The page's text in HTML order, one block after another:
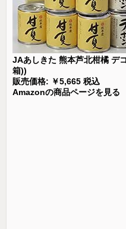
JAあしきた 熊本芦北柑橘 デ
箱))
販売価格: ￥5,665 税込
Amazonの商品ページを見る